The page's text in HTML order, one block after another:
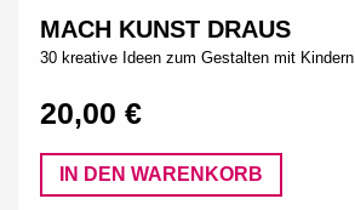
MACH KUNST DRAUS
30 kreative Ideen zum Gestalten mit Kindern
20,00 €
IN DEN WARENKORB